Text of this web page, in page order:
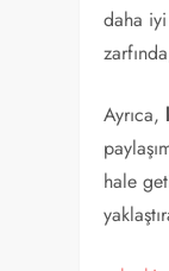
daha
Ayrıca,
hale